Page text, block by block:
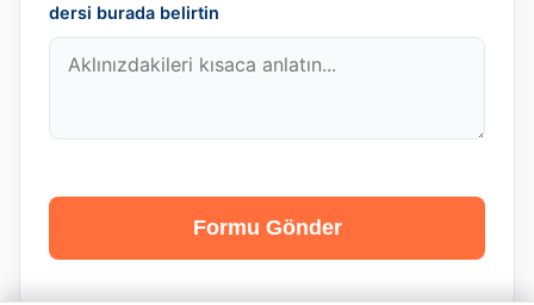
dersi burada belirtin
Formu Gönder